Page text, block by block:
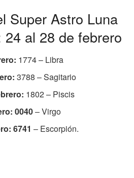
Super Astro Luna
al 28 de febrero
1774 – Libra
3788 – Sagitario
1802 – Piscis
0040– Virgo
6741 – Escorpión.